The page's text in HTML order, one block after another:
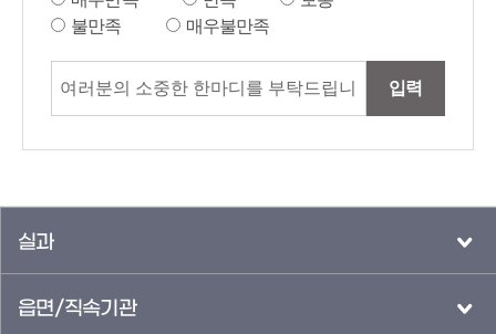
불만족
매우불만족
입력
실과
읍면/직속기관